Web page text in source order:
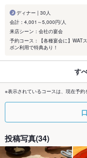
ディナー | 30人
会計：4,001～5,000円/人
来店シーン：会社の宴会
予約コース：【各種宴会に】WAT
ポン利用で特典あり！
す
※表示されているコースは、現在予約
投稿写真(34)